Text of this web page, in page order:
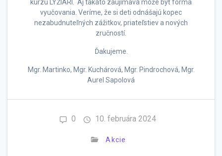
kurzu LYŽIARI. Aj takáto zaujímavá môže byť forma
vyučovania. Veríme, že si deti odnášajú kopec
nezabudnuteľných zážitkov, priateľstiev a nových
zručností.
Ďakujeme.
Mgr. Martinko, Mgr. Kuchárová, Mgr. Pindrochová, Mgr.
Aurel Sapolová
0 10. februára 2024
Akcie